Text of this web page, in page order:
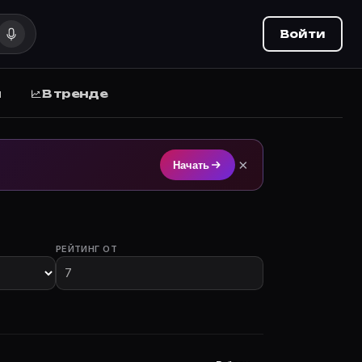
Movie Planner (movie-planner.ru).
Войти
В тренде
Начать ×
РЕЙТИНГ ОТ